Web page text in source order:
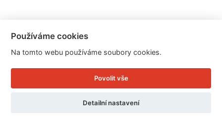
Doručíme do: 11.8.
Detail
Používáme cookies
Na tomto webu používáme soubory cookies.
Povolit vše
Detailní nastavení